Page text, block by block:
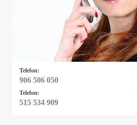
Telefon:
906 506 050
Telefon:
515 534 909
něco jiného? Mým oblíbeným
karty - mariášové, tarotové,
také z kamenných run,
kyvadélka.